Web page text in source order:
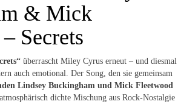
& Mick
Secrets
überrascht Miley Cyrus erneut – und diesmal
auch emotional. Der Song, den sie gemeinsam
Lindsey Buckingham und Mick Fleetwood
dichte Mischung aus Rock-Nostalgie